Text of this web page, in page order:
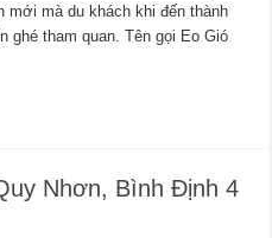
mới mà du khách khi đến thành
ghé tham quan. Tên gọi Eo Gió
Nhơn, Bình Định 4